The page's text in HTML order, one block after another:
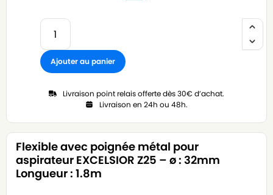
Ajouter au panier
Livraison point relais offerte dès 30€ d’achat.
Livraison en 24h ou 48h.
Flexible avec poignée métal pour
aspirateur EXCELSIOR Z25 – ø : 32mm
Longueur : 1.8m